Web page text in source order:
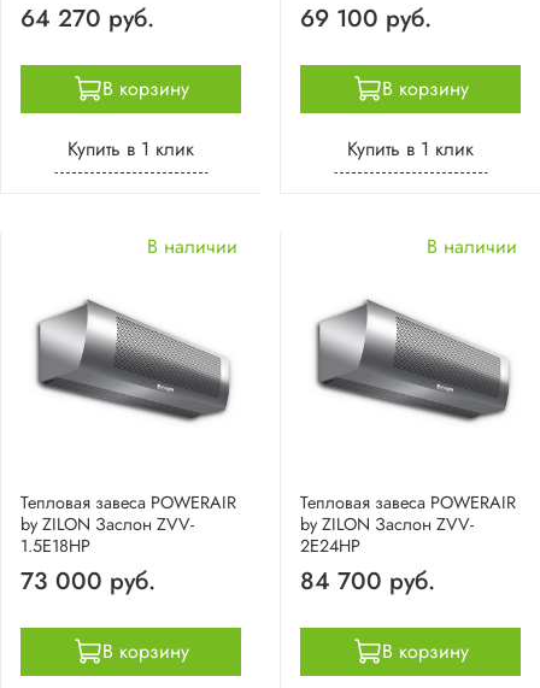
64 270 руб.
В корзину
Купить в 1 клик
69 100 руб.
В корзину
Купить в 1 клик
Тепловая завеса POWERAIR
by ZILON Заслон ZVV-
1.5E18HP
В наличии
73 000 руб.
В корзину
Тепловая завеса POWERAIR
by ZILON Заслон ZVV-
2E24HP
В наличии
84 700 руб.
В корзину